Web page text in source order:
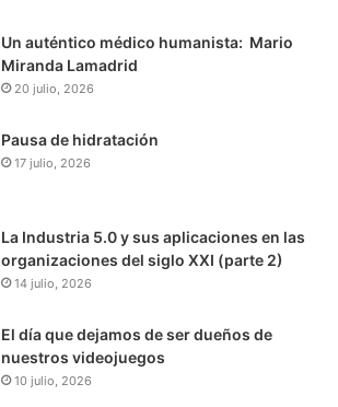
Un auténtico médico humanista: Mario
Miranda Lamadrid
20 julio, 2026
Pausa de hidratación
17 julio, 2026
La Industria 5.0 y sus aplicaciones en las
organizaciones del siglo XXI (parte 2)
14 julio, 2026
El día que dejamos de ser dueños de
nuestros videojuegos
10 julio, 2026